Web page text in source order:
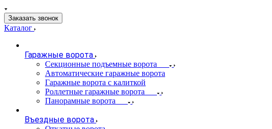
Заказать звонок
Каталог
Гаражные ворота
Секционные подъемные ворота
Автоматические гаражные ворота
Гаражные ворота с калиткой
Роллетные гаражные ворота
Панорамные ворота
Въездные ворота